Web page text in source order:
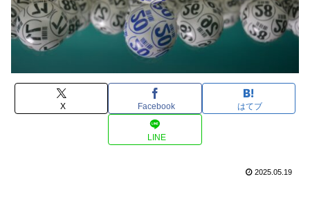
X Facebook はてブ
LINE
2025.05.19